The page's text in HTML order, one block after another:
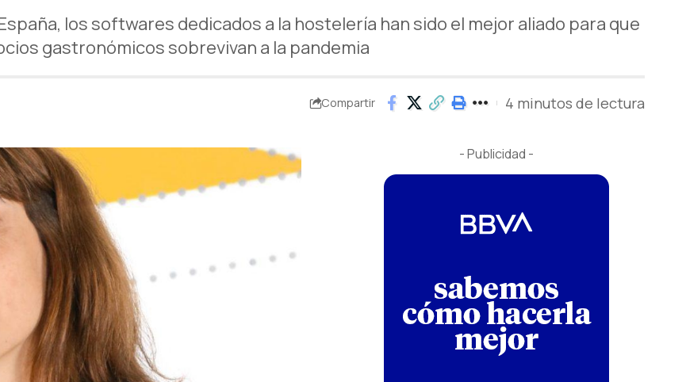
los softwares dedicados a la hostelería han sido el mejor aliado para que
gastronómicos sobrevivan a la pandemia
Compartir 4 minutos de lectura
- Publicidad -